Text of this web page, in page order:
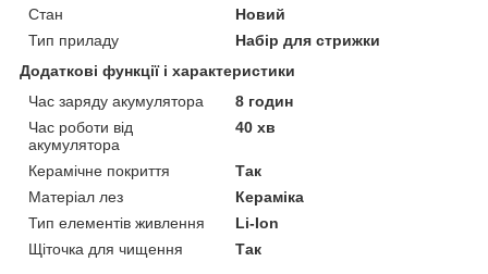
Стан
Новий
Тип приладу
Набір для стрижки
Додаткові функції і характеристики
Час заряду акумулятора
8 годин
Час роботи від
акумулятора
40 хв
Керамічне покриття
Так
Матеріал лез
Кераміка
Тип елементів живлення
Li-Ion
Щіточка для чищення
Так